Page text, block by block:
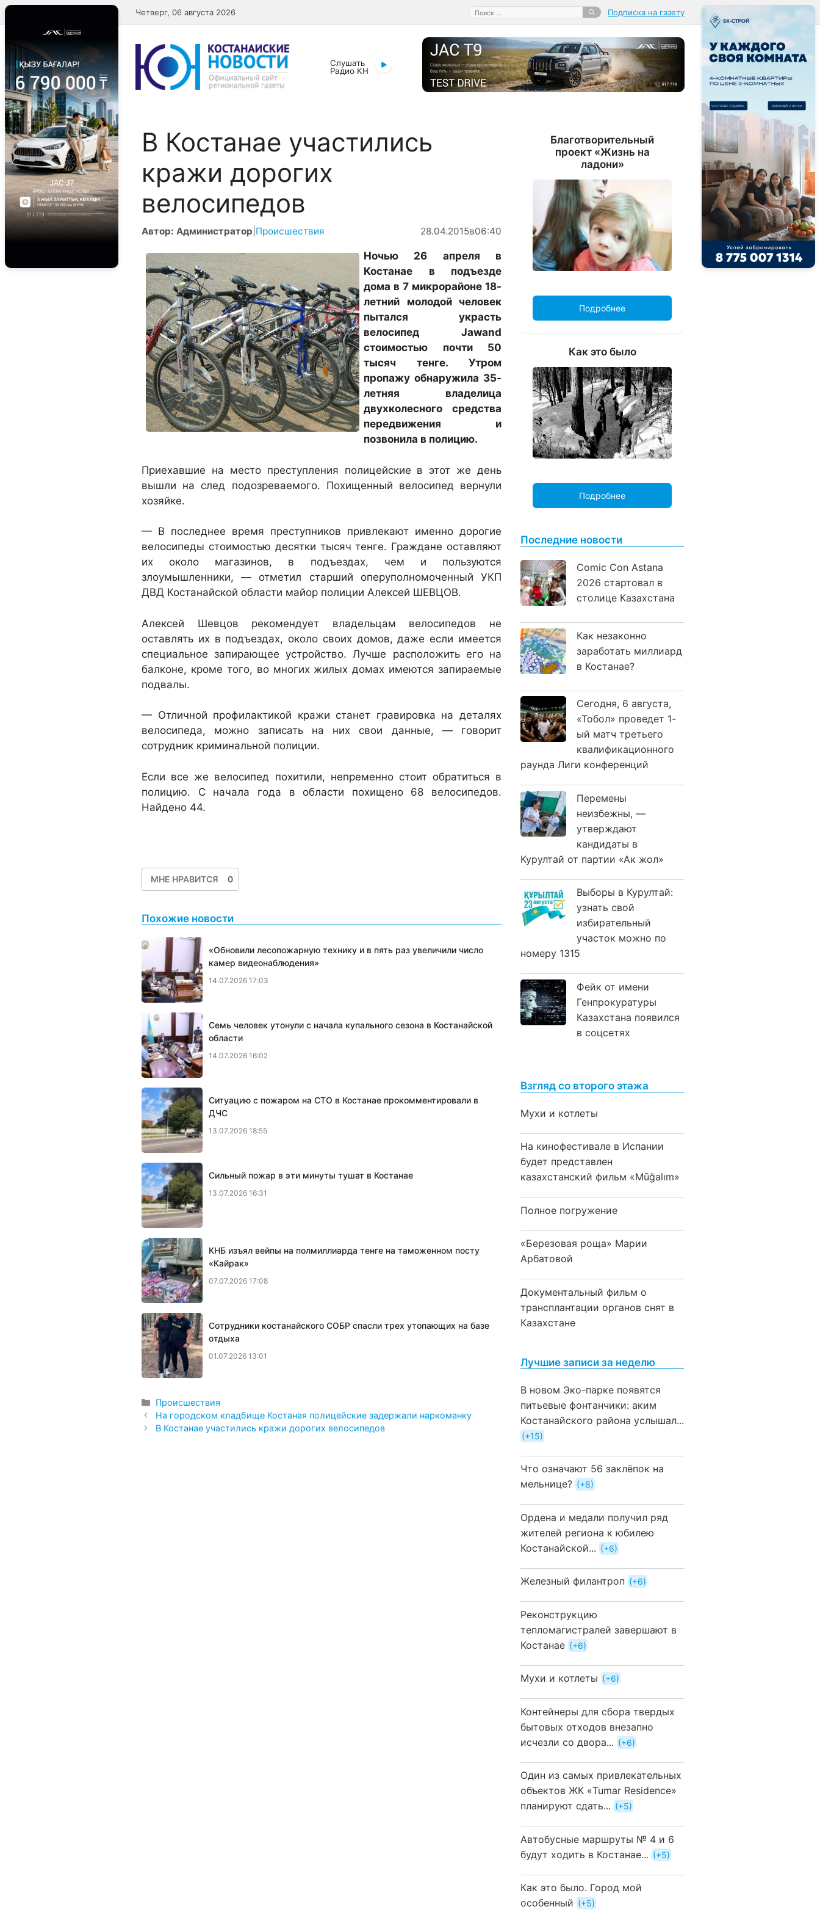
Перейти
к
содержимому
Поиск:
Четверг, 06 августа 2026 Подписка на газету
Слушать
Радио КН
В Костанае участились
кражи дорогих
велосипедов
Автор: Администратор Происшествия 28.04.2015в06:40
Ночью 26 апреля в
Костанае в подъезде
дома в 7 микрорайоне 18-
летний молодой человек
пытался украсть
велосипед Jawand
стоимостью почти 50
тысяч тенге. Утром
пропажу обнаружила 35-
летняя владелица
двухколесного средства
передвижения и
позвонила в полицию.
Приехавшие на место преступления полицейские в этот же день
вышли на след подозреваемого. Похищенный велосипед вернули
хозяйке.
— В последнее время преступников привлекают именно дорогие
велосипеды стоимостью десятки тысяч тенге. Граждане оставляют
их около магазинов, в подъездах, чем и пользуются
злоумышленники, — отметил старший оперуполномоченный УКП
ДВД Костанайской области майор полиции Алексей ШЕВЦОВ.
Алексей Шевцов рекомендует владельцам велосипедов не
оставлять их в подъездах, около своих домов, даже если имеется
специальное запирающее устройство. Лучше расположить его на
балконе, кроме того, во многих жилых домах имеются запираемые
подвалы.
— Отличной профилактикой кражи станет гравировка на деталях
велосипеда, можно записать на них свои данные, — говорит
сотрудник криминальной полиции.
Если все же велосипед похитили, непременно стоит обратиться в
полицию. С начала года в области похищено 68 велосипедов.
Найдено 44.
МНЕ НРАВИТСЯ 0
Похожие новости
«Обновили лесопожарную технику и в пять раз увеличили число
камер видеонаблюдения»
14.07.2026 17:03
Семь человек утонули с начала купального сезона в Костанайской
области
14.07.2026 16:02
Ситуацию с пожаром на СТО в Костанае прокомментировали в
ДЧС
13.07.2026 18:55
Сильный пожар в эти минуты тушат в Костанае
13.07.2026 16:31
КНБ изъял вейпы на полмиллиарда тенге на таможенном посту
«Кайрак»
07.07.2026 17:08
Сотрудники костанайского СОБР спасли трех утопающих на базе
отдыха
01.07.2026 13:01
Рубрики
Происшествия
На городском кладбище Костаная полицейские задержали наркоманку
В Костанае участились кражи дорогих велосипедов
Благотворительный
проект «Жизнь на
ладони»
Подробнее
Как это было
Подробнее
Последние новости
Comic Con Astana
2026 стартовал в
столице Казахстана
Как незаконно
заработать миллиард
в Костанае?
Сегодня, 6 августа,
«Тобол» проведет 1-
ый матч третьего
квалификационного
раунда Лиги конференций
Перемены
неизбежны, —
утверждают
кандидаты в
Курултай от партии «Ак жол»
Выборы в Курултай:
узнать свой
избирательный
участок можно по
номеру 1315
Фейк от имени
Генпрокуратуры
Казахстана появился
в соцсетях
Взгляд со второго этажа
Мухи и котлеты
На кинофестивале в Испании
будет представлен
казахстанский фильм «Mūğalım»
Полное погружение
«Березовая роща» Марии
Арбатовой
Документальный фильм о
трансплантации органов снят в
Казахстане
Лучшие записи за неделю
В новом Эко-парке появятся
питьевые фонтанчики: аким
Костанайского района услышал...
+15
Что означают 56 заклёпок на
мельнице?
+8
Ордена и медали получил ряд
жителей региона к юбилею
Костанайской...
+6
Железный филантроп +6
Реконструкцию
тепломагистралей завершают в
Костанае
+6
Мухи и котлеты +6
Контейнеры для сбора твердых
бытовых отходов внезапно
исчезли со двора...
+6
Один из самых привлекательных
объектов ЖК «Tumar Residence»
планируют сдать...
+5
Автобусные маршруты № 4 и 6
будут ходить в Костанае...
+5
Как это было. Город мой
особенный
+5